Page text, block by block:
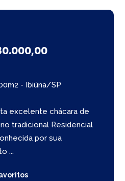
- Ibiúna/SP
excelente chácara de
tradicional Residencial
por sua
...